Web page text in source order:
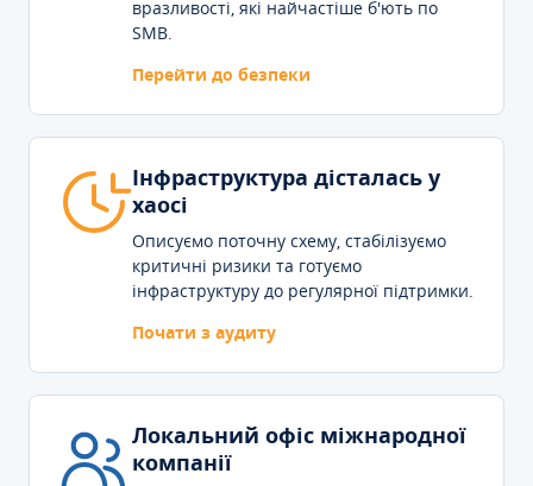
вразливості, які найчастіше б'ють по
SMB.
Перейти до безпеки
Інфраструктура дісталась у
хаосі
Описуємо поточну схему, стабілізуємо
критичні ризики та готуємо
інфраструктуру до регулярної підтримки.
Почати з аудиту
Локальний офіс міжнародної
компанії